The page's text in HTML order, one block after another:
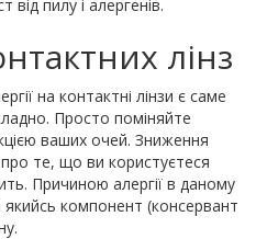
пилу і алергенів.
лінз
на контактні лінзи є саме
Просто поміняйте
ваших очей. Зниження
те, що ви користуєтеся
Причиною алергії в даному
компонент (консервант